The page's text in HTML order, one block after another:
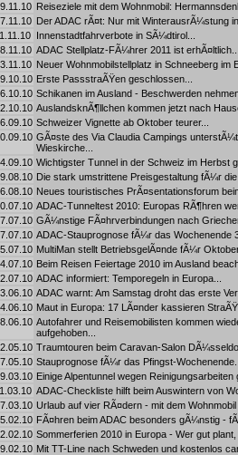
Reiseziele mit dem Wohnmobil:
Der ADAC rÃ¤t: Nur mit WinterausrÃ¼stung
Innenstadtfahrverbote in SÃ¼dtirol...
ADAC Stellplatz-FÃ¼hrer 2011 ist
Neuer Wohnmobilstellplatz in Schneeberg im
Erste PassstraÃŸen geschlossen...
Schikanen im Ausland - Beschwerden
AuslandsknÃ¶llchen kommen jetzt nach
Schweizer Vignette ab Oktober teurer...
GÃ¤ste des Via Claudia Campings
Wieskirche...
Wichtigster Tunnel in der Schweiz im Herbst
Die stark umstrittene Preisgestaltung fÃ¼r
Neues touristisches PrÃ¤sentationsforum
ADAC-Tunneltest 2010: Europas RÃ¶hren
GÃ¼nstige FÃ¤hrverbindungen nach
ADAC-Stauprognose fÃ¼r das Wochenende
MultiMan stellt BetriebsgelÃ¤nde fÃ¼r
Beim Reisen Feiertage 2010 im Ausland
ADAC informiert: Temporegeln in Europa...
ADAC warnt: Am Samstag droht das erste
Maut in Europa: 17 LÃ¤nder kassieren
Autofahrer und Reisemobilisten kommen
aufgehoben...
Traumtouren beim Caravan-Salon
Stauprognose fÃ¼r das Pfingst-
Einige Alpentunnel wegen Reinigungsarbeiten
ADAC-Checkliste hilft beim Auswintern von
Urlaub auf vier RÃ¤dern - mit dem
FÃ¤hren beim ADAC besonders gÃ¼nstig -
Sommerferien 2010 in Europa - Wer gut
Mit TT-Line nach Schweden und kostenlos